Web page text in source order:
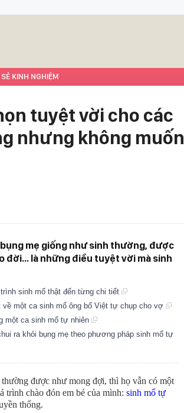
KINH NGHIỆM
tuyệt vời cho các
nhưng không muốn
mẹ giống như sinh thường, được
đời... là những điều tuyệt vời mà sinh
sinh mổ thật đến từng chi tiết
một ca sinh mổ ông bố Việt tự chụp cho vợ
một ca sinh mổ tự nhiên
ra khỏi bụng mẹ theo phương pháp sinh mổ tự
được như mong đợi, thì họ vẫn có một
trình chào đón em bé của mình: sinh mổ tự
thống.